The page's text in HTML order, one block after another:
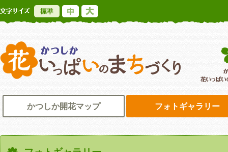
標準
かつしか花い
かつしか開花マップ フォトギャラリー